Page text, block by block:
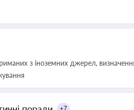
з іноземних джерел,